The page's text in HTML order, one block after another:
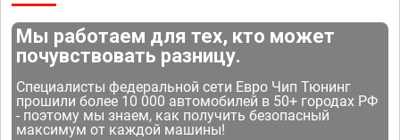
Мы работаем для тех, кто может
почувствовать разницу.
Специалисты федеральной сети Евро Чип Тюнинг
прошили более 10 000 автомобилей в 50+ городах РФ
- поэтому мы знаем, как получить безопасный
максимум от каждой машины!